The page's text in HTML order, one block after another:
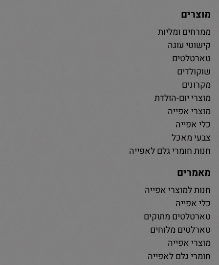
מוצרים
ממרחים ומליות
קישוטי עוגה
טארטלטים
שוקולדים
מקרונים
מוצרי יום-הולדת
מוצרי אפייה
כלי אפייה
צבעי מאכל
חנות חומרי גלם לאפייה
מאמרים
חנות למוצרי אפייה
כלי אפייה
טארטלטים מתוקים
טארלטים מלוחים
מוצרי אפייה
חומרי גלם לאפייה